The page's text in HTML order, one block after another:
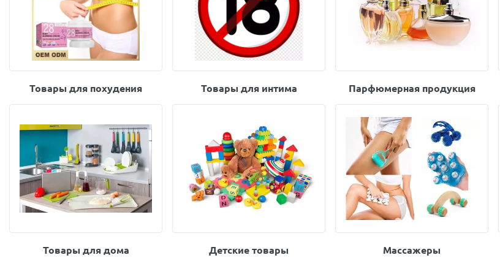
Товары для похудения Товары для интима Парфюмерная продукция
Товары для дома Детские товары Массажеры